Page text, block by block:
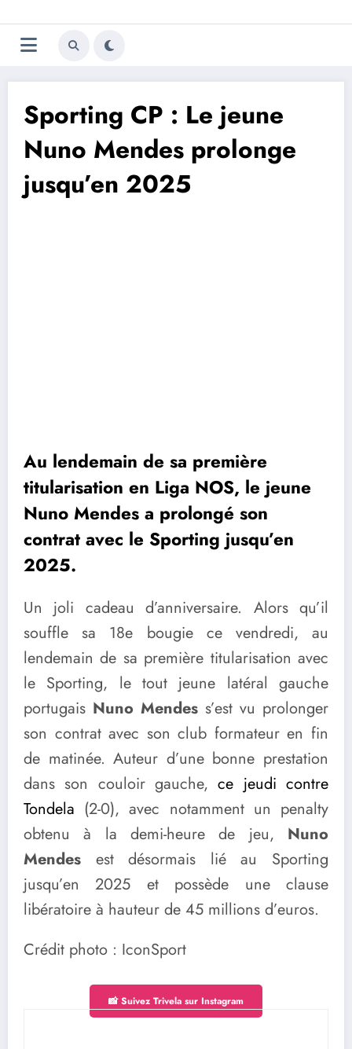
au
contenu
Trivela
L'actualité du football
Sporting CP : Le jeune
Nuno Mendes prolonge
jusqu’en 2025
Au lendemain de sa première
titularisation en Liga NOS, le jeune
Nuno Mendes a prolongé son
contrat avec le Sporting jusqu’en
2025.
Un joli cadeau d’anniversaire. Alors qu’il
souffle sa 18e bougie ce vendredi, au
lendemain de sa première titularisation avec
le Sporting, le tout jeune latéral gauche
portugais Nuno Mendes s’est vu prolonger
son contrat avec son club formateur en fin
de matinée. Auteur d’une bonne prestation
dans son couloir gauche,ce jeudi contre
Tondela (2-0), avec notamment un penalty
obtenu à la demi-heure de jeu, Nuno
Mendes est désormais lié au Sporting
jusqu’en 2025 et possède une clause
libératoire à hauteur de 45 millions d’euros.
Crédit photo : IconSport
📸 Suivez Trivela sur Instagram